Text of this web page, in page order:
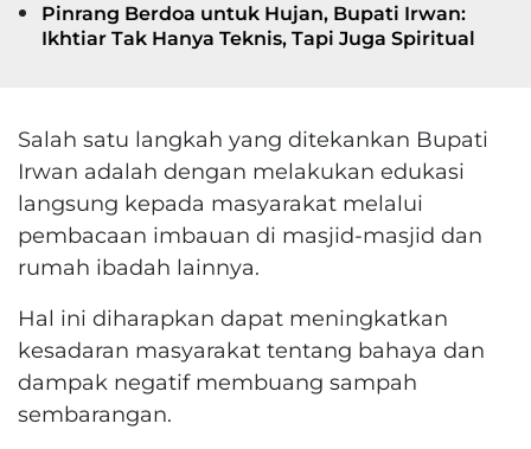
Pinrang Berdoa untuk Hujan, Bupati Irwan:
Ikhtiar Tak Hanya Teknis, Tapi Juga Spiritual
Salah satu langkah yang ditekankan Bupati
Irwan adalah dengan melakukan edukasi
langsung kepada masyarakat melalui
pembacaan imbauan di masjid-masjid dan
rumah ibadah lainnya.
Hal ini diharapkan dapat meningkatkan
kesadaran masyarakat tentang bahaya dan
dampak negatif membuang sampah
sembarangan.